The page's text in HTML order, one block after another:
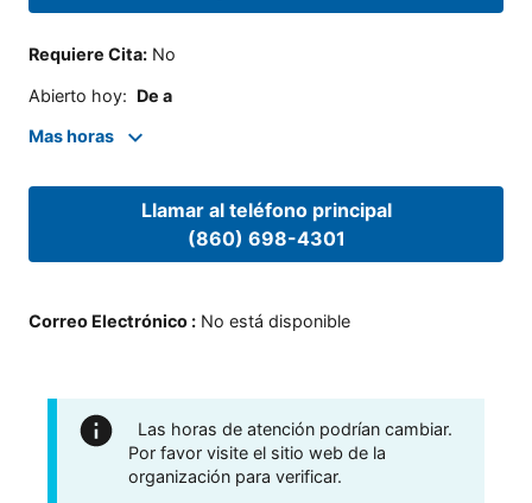
Requiere Cita: No
Abierto hoy: De a
Mas horas
Llamar al teléfono principal
(860) 698-4301
Correo Electrónico : No está disponible
Las horas de atención podrían cambiar.
Por favor visite el sitio web de la
organización para verificar.